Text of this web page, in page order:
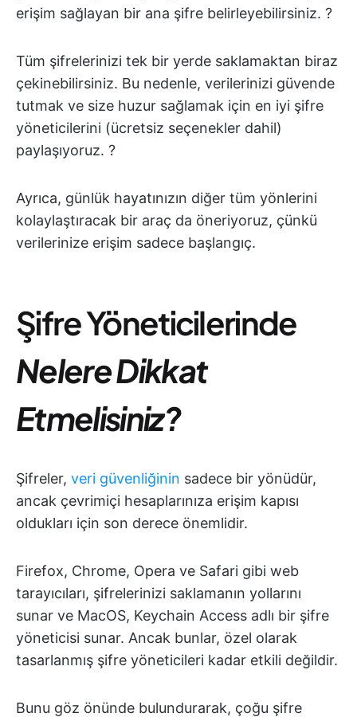
erişim sağlayan bir ana şifre belirleyebilirsiniz. ?
Tüm şifrelerinizi tek bir yerde saklamaktan biraz
çekinebilirsiniz. Bu nedenle, verilerinizi güvende
tutmak ve size huzur sağlamak için en iyi şifre
yöneticilerini (ücretsiz seçenekler dahil)
paylaşıyoruz. ?
Ayrıca, günlük hayatınızın diğer tüm yönlerini
kolaylaştıracak bir araç da öneriyoruz, çünkü
verilerinize erişim sadece başlangıç.
Şifre Yöneticilerinde
Nelere Dikkat
Etmelisiniz?
Şifreler, veri güvenliğinin sadece bir yönüdür,
ancak çevrimiçi hesaplarınıza erişim kapısı
oldukları için son derece önemlidir.
Firefox, Chrome, Opera ve Safari gibi web
tarayıcıları, şifrelerinizi saklamanın yollarını
sunar ve MacOS, Keychain Access adlı bir şifre
yöneticisi sunar. Ancak bunlar, özel olarak
tasarlanmış şifre yöneticileri kadar etkili değildir.
Bunu göz önünde bulundurarak, çoğu şifre